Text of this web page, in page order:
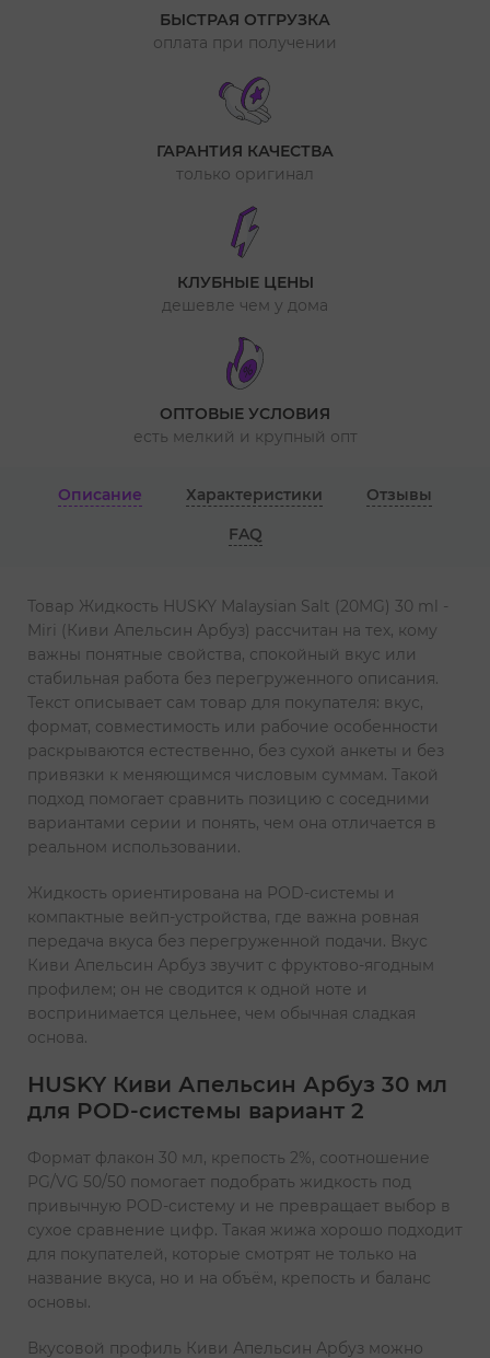
БЫСТРАЯ ОТГРУЗКА
оплата при получении
ГАРАНТИЯ КАЧЕСТВА
только оригинал
КЛУБНЫЕ ЦЕНЫ
дешевле чем у дома
ОПТОВЫЕ УСЛОВИЯ
есть мелкий и крупный опт
Описание Характеристики
Отзывы
FAQ
Товар Жидкость HUSKY Malaysian Salt (20MG) 30 ml -
Miri (Киви Апельсин Арбуз) рассчитан на тех, кому
важны понятные свойства, спокойный вкус или
стабильная работа без перегруженного описания.
Текст описывает сам товар для покупателя: вкус,
формат, совместимость или рабочие особенности
раскрываются естественно, без сухой анкеты и без
привязки к меняющимся числовым суммам. Такой
подход помогает сравнить позицию с соседними
вариантами серии и понять, чем она отличается в
реальном использовании.
Жидкость ориентирована на POD-системы и
компактные вейп-устройства, где важна ровная
передача вкуса без перегруженной подачи. Вкус
Киви Апельсин Арбуз звучит с фруктово-ягодным
профилем; он не сводится к одной ноте и
воспринимается цельнее, чем обычная сладкая
основа.
HUSKY Киви Апельсин Арбуз 30 мл
для POD-системы вариант 2
Формат флакон 30 мл, крепость 2%, соотношение
PG/VG 50/50 помогает подобрать жидкость под
привычную POD-систему и не превращает выбор в
сухое сравнение цифр. Такая жижа хорошо подходит
для покупателей, которые смотрят не только на
название вкуса, но и на объём, крепость и баланс
основы.
Вкусовой профиль Киви Апельсин Арбуз можно